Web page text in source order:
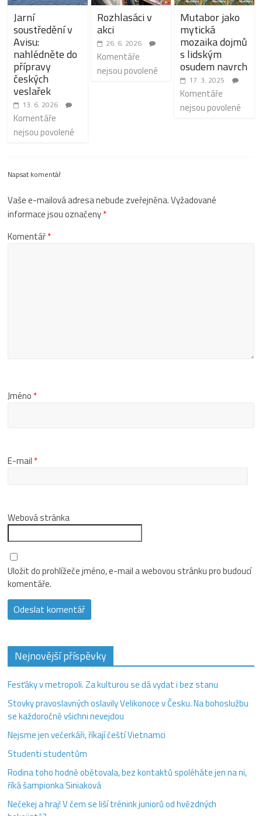
Jarní
soustředění v
Avisu:
nahlédněte do
přípravy
českých
veslařek
13. 6. 2026
Komentáře
nejsou povolené
Rozhlasáci v
akci
26. 6. 2026
Komentáře
nejsou povolené
Mutabor jako
mytická
mozaika dojmů
s lidským
osudem navrch
17. 3. 2025
Komentáře
nejsou povolené
Napsat komentář
Vaše e-mailová adresa nebude zveřejněna.Vyžadované
informace jsou označeny*
Komentář*
Jméno *
E-mail *
Webová stránka
Uložit do prohlížeče jméno, e-mail a webovou stránku pro budoucí
komentáře.
Nejnovější příspěvky
Fesťáky v metropoli. Za kulturou se dá vydat i bez stanu
Stovky pravoslavných oslavily Velikonoce v Česku. Na bohoslužbu
se každoročně všichni nevejdou
Nejsme jen večerkáři, říkají čeští Vietnamci
Studenti studentům
Rodina toho hodně obětovala, bez kontaktů spoléháte jen na ni,
říká šampionka Siniaková
Nečekej a hraj! V čem se liší trénink juniorů od hvězdných